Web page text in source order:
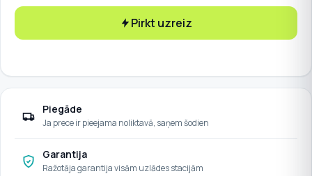
Pirkt uzreiz
Piegāde
Ja prece ir pieejama noliktavā, saņem šodien
Garantija
Ražotāja garantija visām uzlādes stacijām